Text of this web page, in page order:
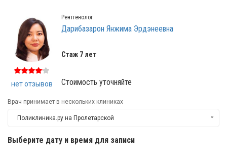
нет отзывов
Рентгенолог
Дарибазарон Янжима Эрдэнеевна
Стаж 7 лет
Стоимость уточняйте
Врач принимает в нескольких клиниках
Поликлиника.ру на Пролетарской
Выберите дату и время для записи